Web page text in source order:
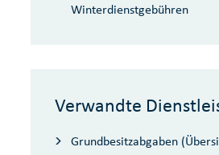
Winterdienstgebühren
Verwandte
Grundbesitzabgaben